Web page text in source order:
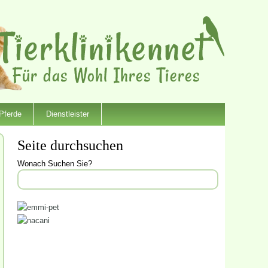
Dienstleister
Seite durchsuchen
Wonach Suchen Sie?